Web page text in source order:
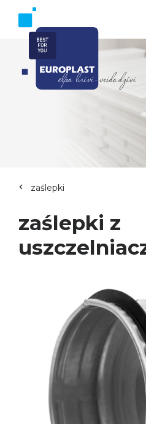
zaślepki
zaślepki z